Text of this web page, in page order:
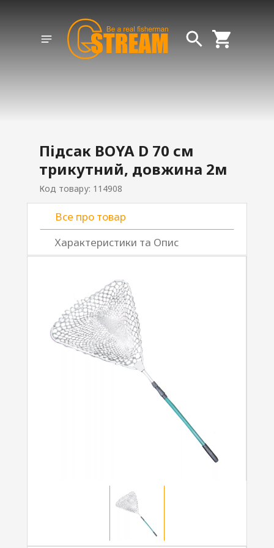
Підсак BOYA D 70 см
трикутний, довжина 2м
Код товару: 114908
Все про товар
Характеристики та Опис